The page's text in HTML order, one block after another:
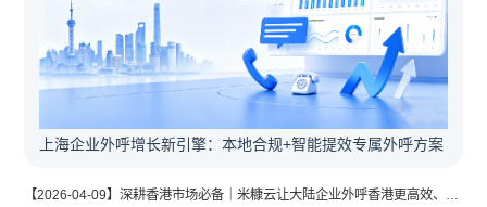
上海企业外呼增长新引擎：本地合规+智能提效专属外呼方案